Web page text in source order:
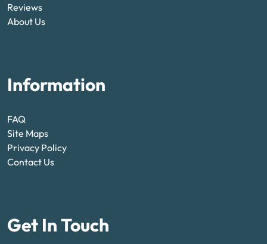
Reviews
About Us
Information
FAQ
Site Maps
Privacy Policy
Contact Us
Get In Touch